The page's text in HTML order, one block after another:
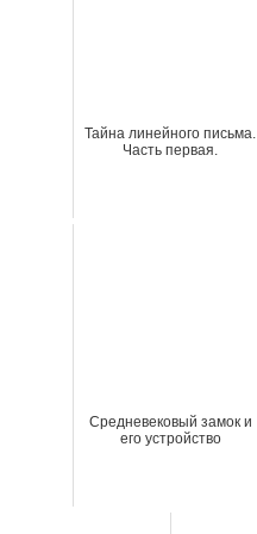
Тайна линейного письма.
Часть первая.
Средневековый замок и
его устройство